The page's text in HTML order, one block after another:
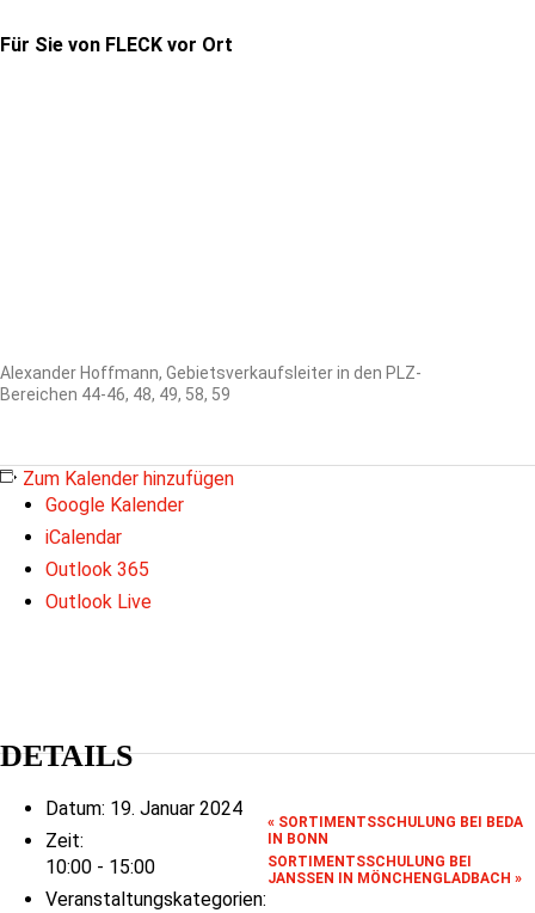
Für Sie von FLECK vor Ort
Alexander Hoffmann, Gebietsverkaufsleiter in den PLZ-
Bereichen 44-46, 48, 49, 58, 59
Zum Kalender hinzufügen
Google Kalender
iCalendar
Outlook 365
Outlook Live
DETAILS
Datum: 19. Januar 2024
Zeit:
10:00 - 15:00
Veranstaltungskategorien:
« SORTIMENTSSCHULUNG BEI BEDA
IN BONN
SORTIMENTSSCHULUNG BEI
JANSSEN IN MÖNCHENGLADBACH »